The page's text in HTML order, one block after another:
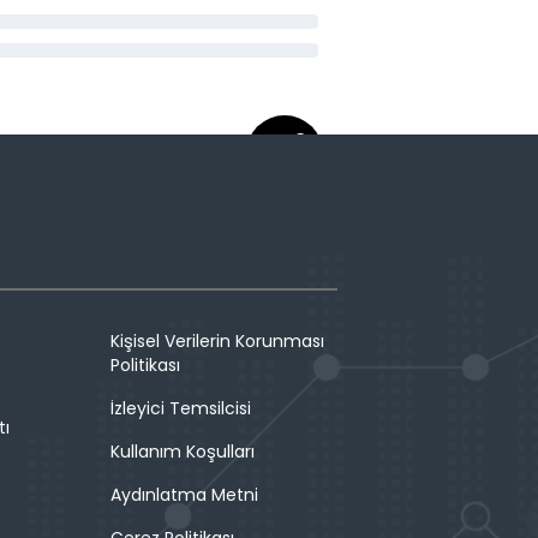
Kişisel Verilerin Korunması
Politikası
İzleyici Temsilcisi
Kullanım Koşulları
Aydınlatma Metni